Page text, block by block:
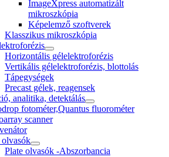
ImageXpress automatizált
mikroszkópia
Képelemző szoftverek
Klasszikus mikroszkópia
Horizontális gélelektroforézis
Vertikális gélelektroforézis, blottolás
Tápegységek
Precast gélek, reagensek
analitika, detektálás
fotométer,Quantus fluorométer
scanner
olvasók
Plate olvasók -Abszorbancia